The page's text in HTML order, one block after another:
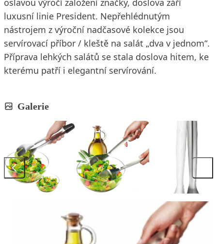
oslavou výročí založení značky, doslova září
luxusní linie President. Nepřehlédnutým
nástrojem z výroční nadčasové kolekce jsou
servírovací příbor / kleště na salát „dva v jednom“.
Příprava lehkých salátů se stala doslova hitem, ke
kterému patří i elegantní servírování.
Galerie